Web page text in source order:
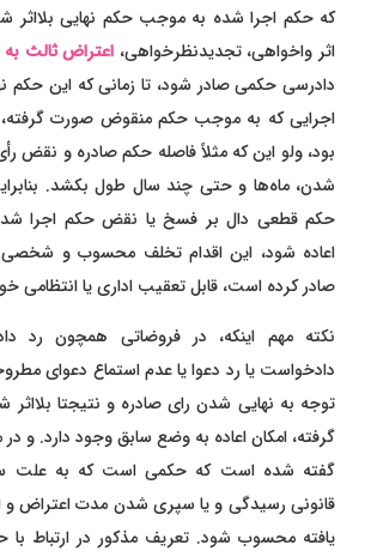
که حکم اجرا شده به موجب حکم نهایی بلااثر
اثر واخواهی، تجدیدنظرخواهی، اعتراض ثالث به
دادرسی حکمی صادر شود، تا زمانی که این حکم
اجرایی که به موجب حکم منقوض صورت گرفته،
بود، ولو این که مثلاً فاصله حکم صادره و نقض
شدن، ماه‌ها و حتی چند سال طول بکشد.
حکم قطعی دال بر فسخ یا نقض حکم اجرا شده
اعاده شود، این اقدام تخلف محسوب و شخصی
صادر کرده است، قابل تعقیب اداری یا انتظامی
نکته مهم اینکه، در فروضاتی همچون رد
دادخواست یا رد دعوا یا عدم استماع دعوای
توجه به نهایی شدن رای صادره و نتیجتا
گرفته، امکان اعاده به وضع سابق وجود دارد. و در
گفته شده است که حکمی است که به علت
قانونی رسیدگی و یا سپری شدن مدت اعتراض و
یافته محسوب شود. تعریف مذکور در ارتباط با